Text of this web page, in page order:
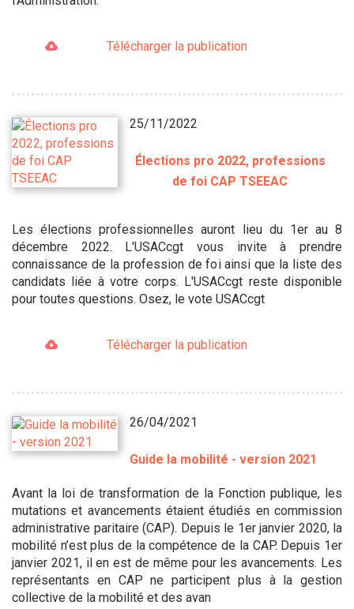
Télécharger la publication
25/11/2022
Élections pro 2022, professions
de foi CAP TSEEAC
Les élections professionnelles auront lieu du 1er au 8
décembre 2022. L'USACcgt vous invite à prendre
connaissance de la profession de foi ainsi que la liste des
candidats liée à votre corps. L'USACcgt reste disponible
pour toutes questions. Osez, le vote USACcgt
Télécharger la publication
26/04/2021
Guide la mobilité - version 2021
Avant la loi de transformation de la Fonction publique, les
mutations et avancements étaient étudiés en commission
administrative paritaire (CAP). Depuis le 1er janvier 2020, la
mobilité n’est plus de la compétence de la CAP. Depuis 1er
janvier 2021, il en est de même pour les avancements. Les
représentants en CAP ne participent plus à la gestion
collective de la mobilité et des avan